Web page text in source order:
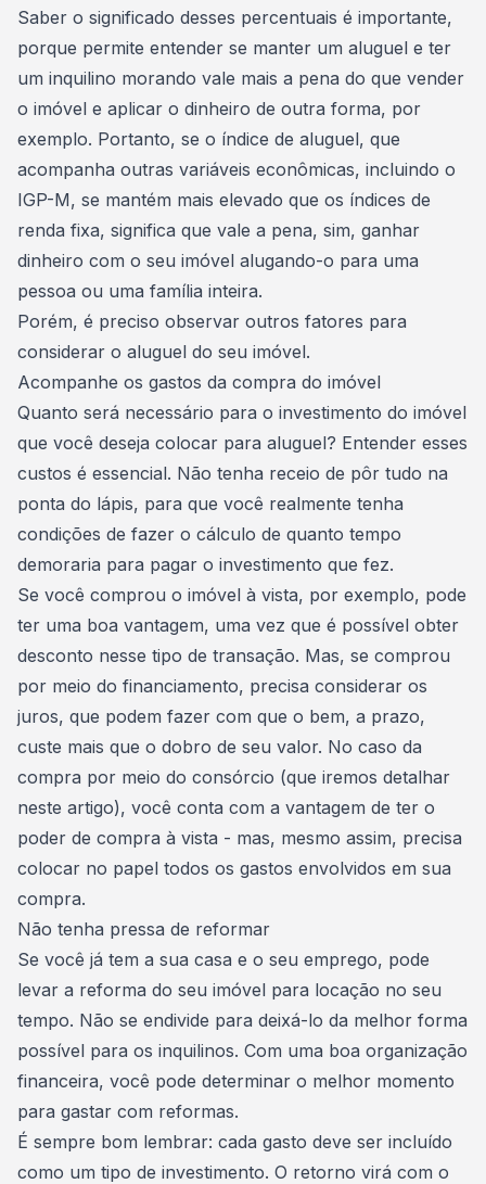
Saber o significado desses percentuais é importante,
porque permite entender se manter um aluguel e ter
um inquilino morando vale mais a pena do que vender
o imóvel e aplicar o dinheiro de outra forma, por
exemplo. Portanto, se o índice de aluguel, que
acompanha outras variáveis econômicas, incluindo o
IGP-M, se mantém mais elevado que os índices de
renda fixa, significa que vale a pena, sim, ganhar
dinheiro com o seu imóvel alugando-o para uma
pessoa ou uma família inteira.
Porém, é preciso observar outros fatores para
considerar o aluguel do seu imóvel.
Acompanhe os gastos da compra do imóvel
Quanto será necessário para o investimento do imóvel
que você deseja colocar para aluguel? Entender esses
custos é essencial. Não tenha receio de pôr tudo na
ponta do lápis, para que você realmente tenha
condições de fazer o cálculo de quanto tempo
demoraria para pagar o investimento que fez.
Se você comprou o imóvel à vista, por exemplo, pode
ter uma boa vantagem, uma vez que é possível obter
desconto nesse tipo de transação. Mas, se comprou
por meio do financiamento, precisa considerar os
juros, que podem fazer com que o bem, a prazo,
custe mais que o dobro de seu valor. No caso da
compra por meio do consórcio (que iremos detalhar
neste artigo), você conta com a vantagem de ter o
poder de compra à vista - mas, mesmo assim, precisa
colocar no papel todos os gastos envolvidos em sua
compra.
Não tenha pressa de reformar
Se você já tem a sua casa e o seu emprego, pode
levar a reforma do seu imóvel para locação no seu
tempo. Não se endivide para deixá-lo da melhor forma
possível para os inquilinos. Com uma boa organização
financeira, você pode determinar o melhor momento
para gastar com reformas.
É sempre bom lembrar: cada gasto deve ser incluído
como um tipo de investimento. O retorno virá com o